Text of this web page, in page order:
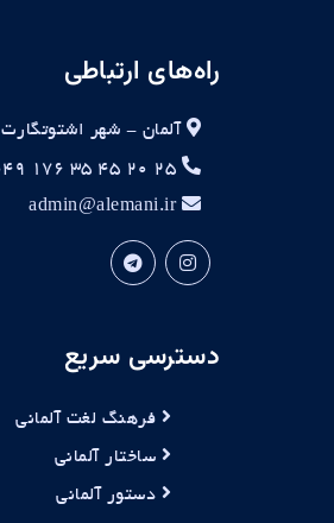
راه‌های ارتباطی
آلمان - شهر اشتوتگارت
admin@alemani.ir
دسترسی سریع
فرهنگ لغت آلمانی
ساختار آلمانی
دستور آلمانی